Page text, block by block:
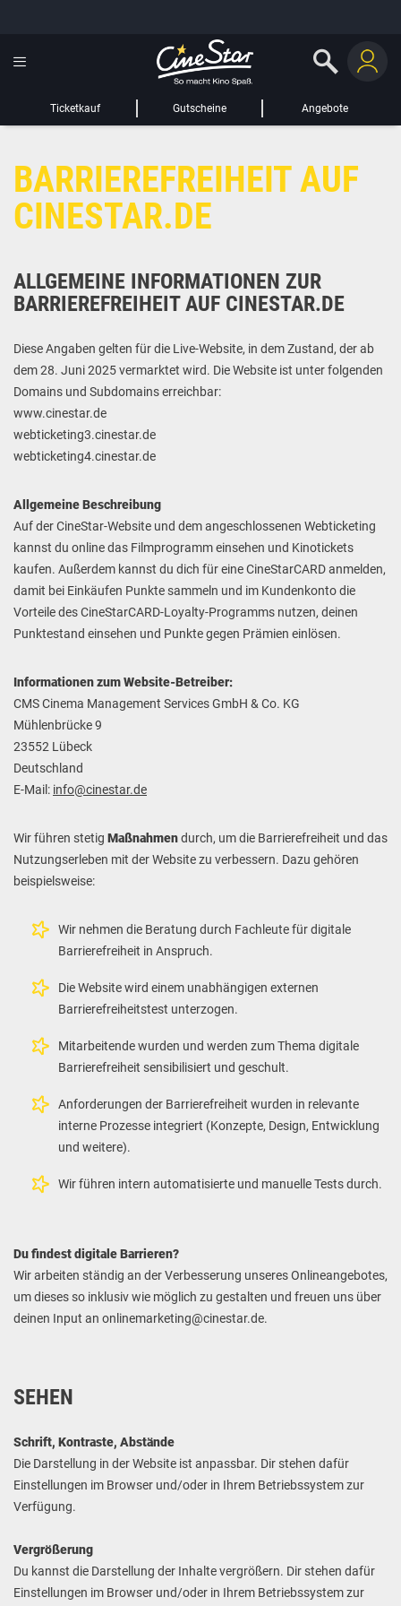
Ticketkauf Gutscheine Angebote
LIEBER CINESTAR-GAST,
Sie werden nun auf eine Website eines Drittanbieters weitergeleitet.
WEITER ZUR EXTERNEN SEITE
GUTSCHEIN HINZUFÜGEN
Gutschein
Gültig bis:
BARRIEREFREIHEIT AUF
CINESTAR.DE
ALLGEMEINE INFORMATIONEN ZUR
BARRIEREFREIHEIT AUF CINESTAR.DE
Diese Angaben gelten für die Live-Website, in dem Zustand, der ab
dem 28. Juni 2025 vermarktet wird. Die Website ist unter folgenden
Domains und Subdomains erreichbar:
www.cinestar.de
webticketing3.cinestar.de
webticketing4.cinestar.de
Allgemeine Beschreibung
Auf der CineStar-Website und dem angeschlossenen Webticketing
kannst du online das Filmprogramm einsehen und Kinotickets
kaufen. Außerdem kannst du dich für eine CineStarCARD anmelden,
damit bei Einkäufen Punkte sammeln und im Kundenkonto die
Vorteile des CineStarCARD-Loyalty-Programms nutzen, deinen
Punktestand einsehen und Punkte gegen Prämien einlösen.
Informationen zum Website-Betreiber:
CMS Cinema Management Services GmbH & Co. KG
Mühlenbrücke 9
23552 Lübeck
Deutschland
E-Mail: info@cinestar.de
Wir führen stetig Maßnahmendurch, um die Barrierefreiheit und das
Nutzungserleben mit der Website zu verbessern. Dazu gehören
beispielsweise:
Wir nehmen die Beratung durch Fachleute für digitale
Barrierefreiheit in Anspruch.
Die Website wird einem unabhängigen externen
Barrierefreiheitstest unterzogen.
Mitarbeitende wurden und werden zum Thema digitale
Barrierefreiheit sensibilisiert und geschult.
Anforderungen der Barrierefreiheit wurden in relevante
interne Prozesse integriert (Konzepte, Design, Entwicklung
und weitere).
Wir führen intern automatisierte und manuelle Tests durch.
Du findest digitale Barrieren?
Wir arbeiten ständig an der Verbesserung unseres Onlineangebotes,
um dieses so inklusiv wie möglich zu gestalten und freuen uns über
deinen Input an onlinemarketing@cinestar.de.
SEHEN
Schrift, Kontraste, Abstände
Die Darstellung in der Website ist anpassbar. Dir stehen dafür
Einstellungen im Browser und/oder in Ihrem Betriebssystem zur
Verfügung.
Vergrößerung
Du kannst die Darstellung der Inhalte vergrößern. Dir stehen dafür
Einstellungen im Browser und/oder in Ihrem Betriebssystem zur